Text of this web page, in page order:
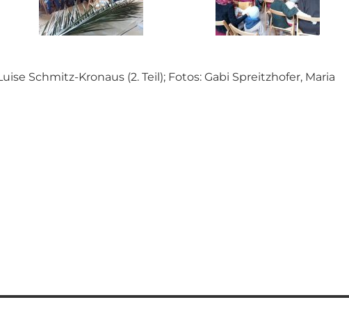
Schmitz-Kronaus (2. Teil); Fotos: Gabi Spreitzhofer, Maria